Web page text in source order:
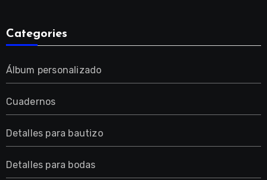
Categories
Álbum personalizado
Cuadernos
Detalles para bautizo
Detalles para bodas